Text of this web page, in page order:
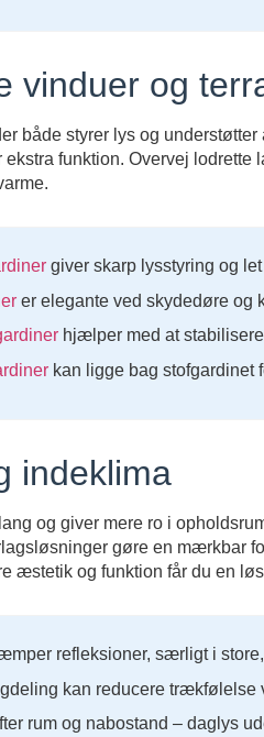
vinduer og
både styrer lys og understøtter
funktion. Overvej
giver skarp lysstyring og
er elegante ved skydedøre og
hjælper med at
kan ligge bag stofgardinet
indeklima
og giver mere ro i
gøre en mærkbar
æstetik og funktion får du en
refleksioner, særligt i
kan reducere trækfølelse
rum og nabostand – daglys